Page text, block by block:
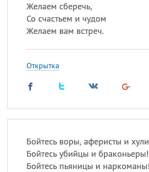
Желаем сберечь,
Со счастьем и чудом
Желаем вам встреч.
Открытка
Бойтесь воры, аферисты и
Бойтесь убийцы и браконьеры!
Бойтесь пьяницы и наркоманы!